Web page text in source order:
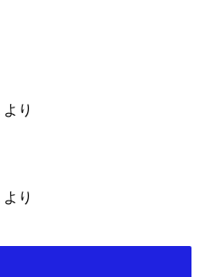
より
より